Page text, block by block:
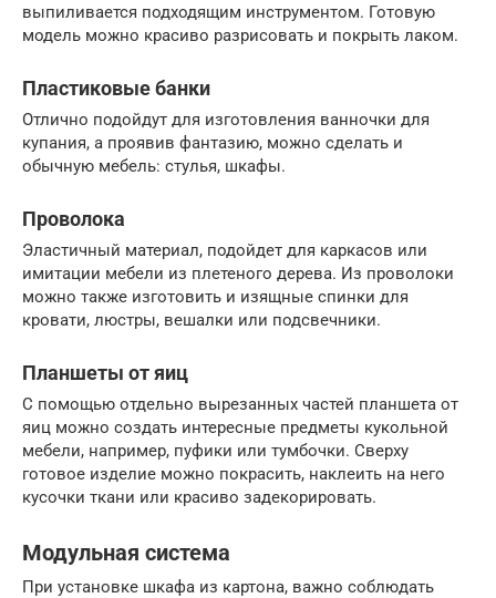
выпиливается подходящим инструментом. Готовую
модель можно красиво разрисовать и покрыть лаком.
Пластиковые банки
Отлично подойдут для изготовления ванночки для
купания, а проявив фантазию, можно сделать и
обычную мебель: стулья, шкафы.
Проволока
Эластичный материал, подойдет для каркасов или
имитации мебели из плетеного дерева. Из проволоки
можно также изготовить и изящные спинки для
кровати, люстры, вешалки или подсвечники.
Планшеты от яиц
С помощью отдельно вырезанных частей планшета от
яиц можно создать интересные предметы кукольной
мебели, например, пуфики или тумбочки. Сверху
готовое изделие можно покрасить, наклеить на него
кусочки ткани или красиво задекорировать.
Модульная система
При установке шкафа из картона, важно соблюдать